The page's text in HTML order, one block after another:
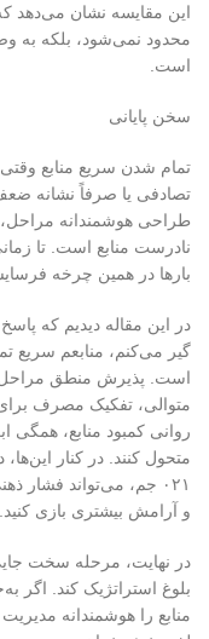
این مقایسه نشان می‌دهد
محدود نمی‌شود، بلکه به
است
سخن پایانی
تمام شدن سریع منابع
تصادفی یا صرفاً نشانه
طراحی هوشمندانه
نادرست منابع است. تا
بارها در همین چرخه
در این مقاله دیدیم که
گیر می‌کنم، منابعم سریع
است. پذیرش منطق
متوالی، تفکیک مصرف
روانی کمبود منابع، همگی
متحول کنند. در کنار
۰۲۱ جم، می‌تواند فشار
و آرامش بیشتری بازی کنید
در نهایت، مرحله سخت
بلوغ استراتژیک کند. اگر
منابع را هوشمندانه